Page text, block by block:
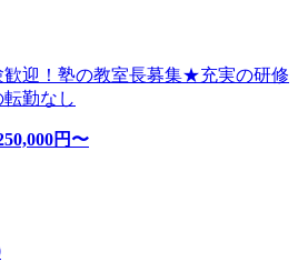
歓迎！塾の教室長募集★充実の研修
勤なし
円〜